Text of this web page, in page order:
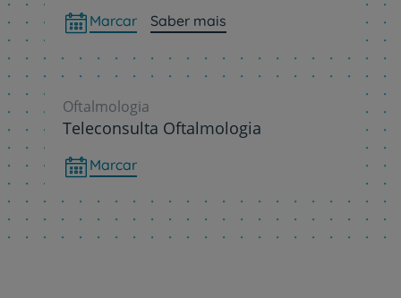
Marcar Saber mais
Oftalmologia
Teleconsulta Oftalmologia
Marcar